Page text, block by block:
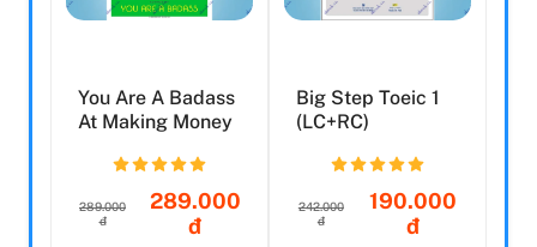
You Are A Badass
At Making Money
289.000
đ
289.000
đ
Big Step Toeic 1
(LC+RC)
242.000
đ
190.000
đ